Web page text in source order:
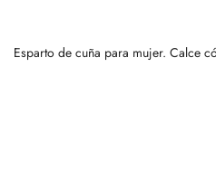
Esparto de cuña para mujer. Calce